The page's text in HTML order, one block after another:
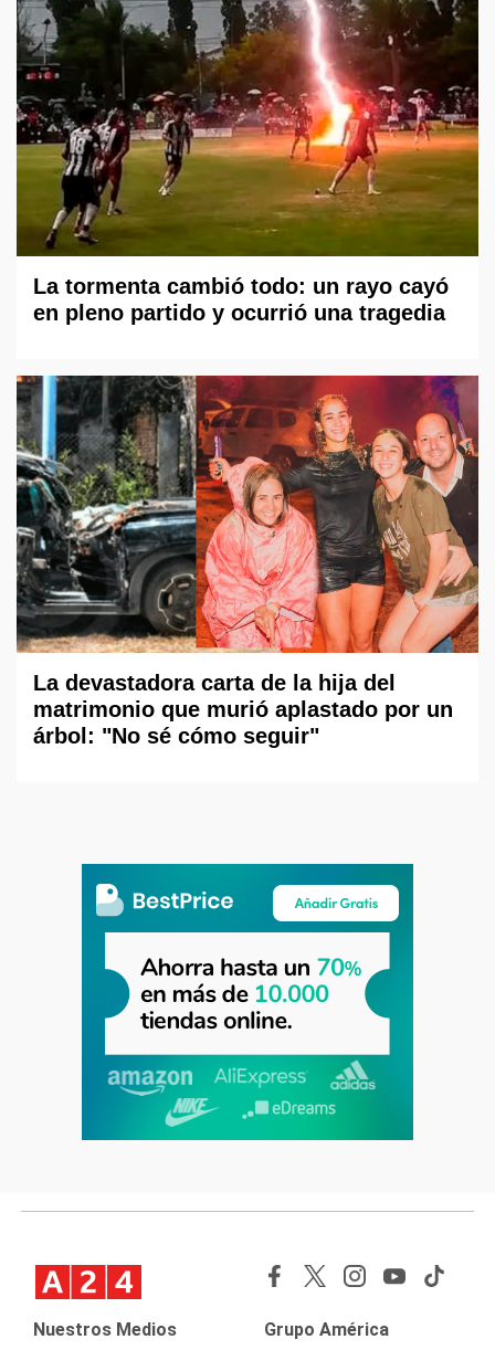
La tormenta cambió todo: un rayo cayó
en pleno partido y ocurrió una tragedia
La devastadora carta de la hija del
matrimonio que murió aplastado por un
árbol: "No sé cómo seguir"
Nuestros Medios Grupo América